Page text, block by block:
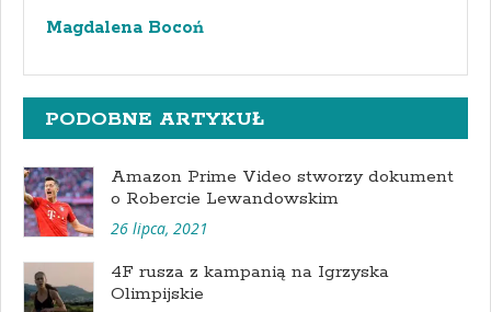
Magdalena Bocoń
PODOBNE ARTYKUŁ
Amazon Prime Video stworzy dokument
o Robercie Lewandowskim
26 lipca, 2021
4F rusza z kampanią na Igrzyska
Olimpijskie